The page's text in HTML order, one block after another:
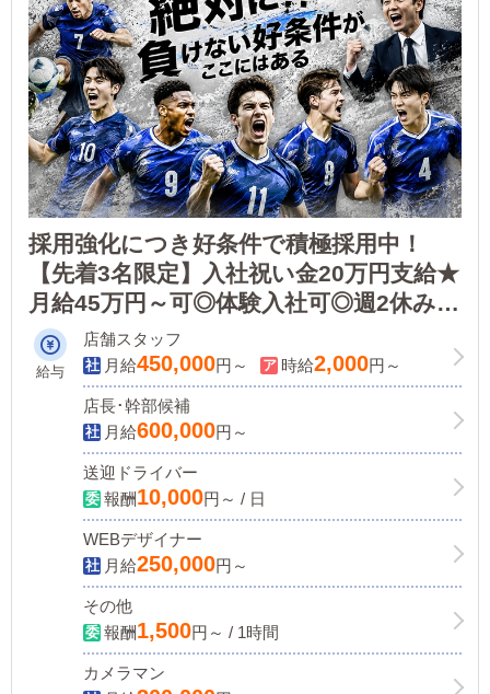
採用強化につき好条件で積極採用中！
【先着3名限定】入社祝い金20万円支給★
月給45万円～可◎体験入社可◎週2休み
OK（2連休・3連休も可！）◎20代・30
代の未経験者活躍中★即日体験入社可
給与
店舗スタッフ
月給450,000円～ 時給2,000円～
店長･幹部候補
月給600,000円～
送迎ドライバー
報酬10,000円～ / 日
WEBデザイナー
月給250,000円～
その他
報酬1,500円～ / 1時間
カメラマン